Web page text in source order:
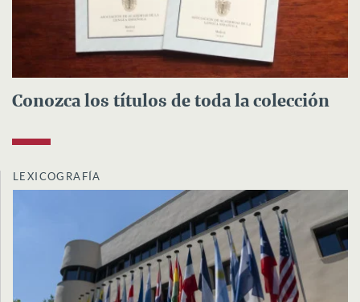
Conozca los títulos de toda la colección
LEXICOGRAFÍA